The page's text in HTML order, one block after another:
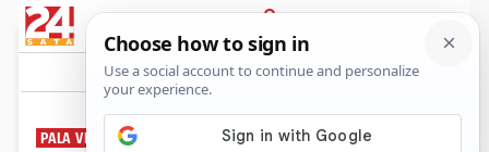
PRIJAVA
News Komentari
PALA VRIJEDNOST DIONICA